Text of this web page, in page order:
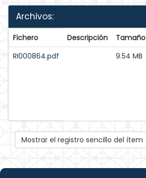
Archivos:
Fichero Descripción Tamaño
RI000864.pdf
9.54 MB
Mostrar el registro sencillo del ítem